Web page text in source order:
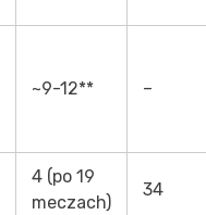
~9-12** –
4 (po 19
meczach)
34